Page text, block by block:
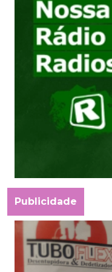
Publicidade